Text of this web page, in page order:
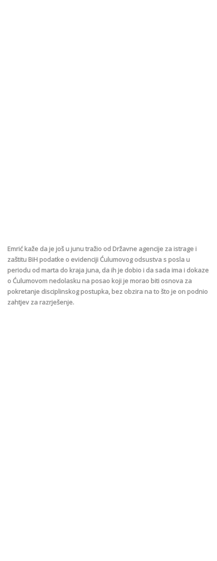
Emrić kaže da je još u junu tražio od Državne agencije za istrage i
zaštitu BiH podatke o evidenciji Ćulumovog odsustva s posla u
periodu od marta do kraja juna, da ih je dobio i da sada ima i dokaze
o Ćulumovom nedolasku na posao koji je morao biti osnova za
pokretanje disciplinskog postupka, bez obzira na to što je on podnio
zahtjev za razrješenje.